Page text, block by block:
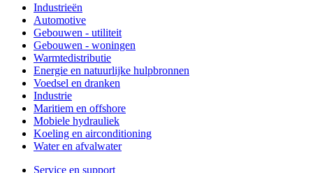
Industrieën
Automotive
Gebouwen - utiliteit
Gebouwen - woningen
Warmtedistributie
Energie en natuurlijke hulpbronnen
Voedsel en dranken
Industrie
Maritiem en offshore
Mobiele hydrauliek
Koeling en airconditioning
Water en afvalwater
Service en support